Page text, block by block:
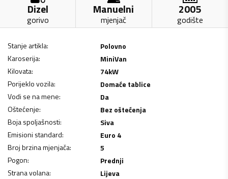
Dizel
gorivo
Manuelni
mjenjač
2005
godište
Stanje artikla:
Polovno
Karoserija:
MiniVan
Kilovata: 74kW
Porijeklo vozila:
Domaće tablice
Vodi se na mene:
Da
Oštećenje:
Bez oštećenja
Boja spoljašnosti:
Siva
Emisioni standard:
Euro 4
Broj brzina mjenjača:
5
Pogon:
Prednji
Strana volana:
Lijeva